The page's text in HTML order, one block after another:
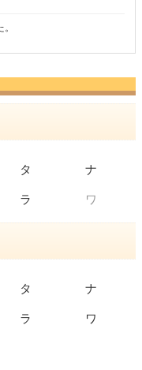
タ ナ
ラ ワ
タ ナ
ラ ワ